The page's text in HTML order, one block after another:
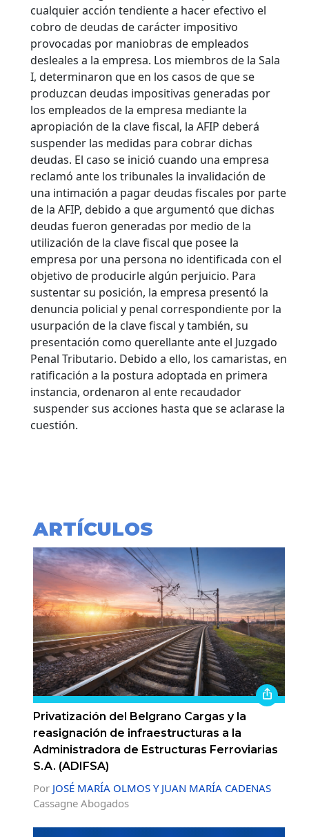
cualquier acción tendiente a hacer efectivo el
cobro de deudas de carácter impositivo
provocadas por maniobras de empleados
desleales a la empresa. Los miembros de la Sala
I, determinaron que en los casos de que se
produzcan deudas impositivas generadas por
los empleados de la empresa mediante la
apropiación de la clave fiscal, la AFIP deberá
suspender las medidas para cobrar dichas
deudas. El caso se inició cuando una empresa
reclamó ante los tribunales la invalidación de
una intimación a pagar deudas fiscales por parte
de la AFIP, debido a que argumentó que dichas
deudas fueron generadas por medio de la
utilización de la clave fiscal que posee la
empresa por una persona no identificada con el
objetivo de producirle algún perjuicio. Para
sustentar su posición, la empresa presentó la
denuncia policial y penal correspondiente por la
usurpación de la clave fiscal y también, su
presentación como querellante ante el Juzgado
Penal Tributario. Debido a ello, los camaristas, en
ratificación a la postura adoptada en primera
instancia, ordenaron al ente recaudador
suspender sus acciones hasta que se aclarase la
cuestión.
ARTÍCULOS
Privatización del Belgrano Cargas y la
reasignación de infraestructuras a la
Administradora de Estructuras Ferroviarias
S.A. (ADIFSA)
Por JOSÉ MARÍA OLMOS Y JUAN MARÍA CADENAS
Cassagne Abogados